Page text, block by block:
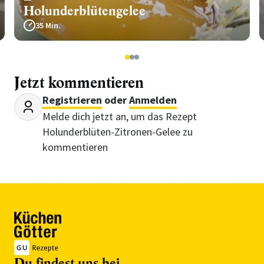
Holunderblütengelee
35 Min.
123
Jetzt kommentieren
Registrieren oderAnmelden
Melde dich jetzt an, um das Rezept
Holunderblüten-Zitronen-Gelee zu
kommentieren